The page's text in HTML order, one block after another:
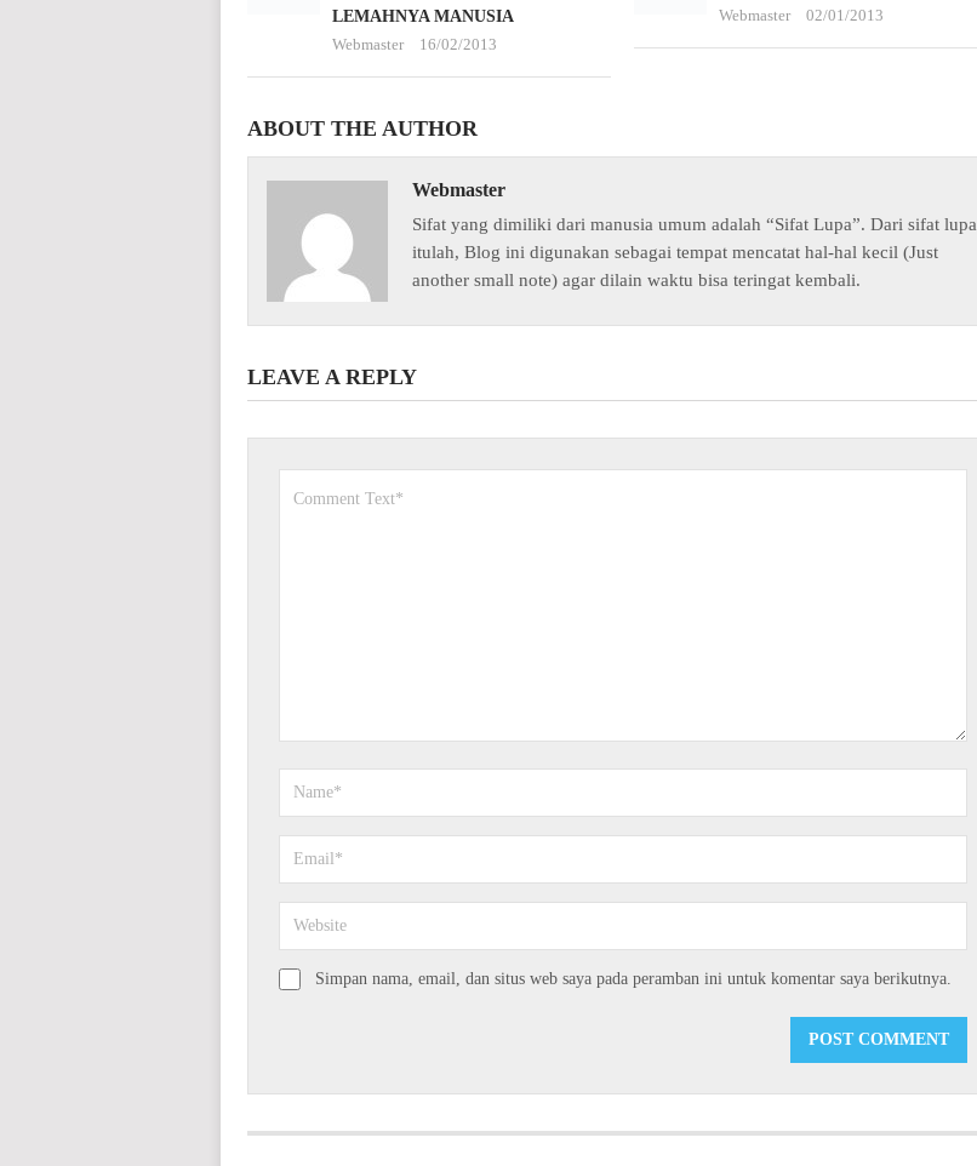
LEMAHNYA MANUSIA
Webmaster
16/02/2013
Webmaster
02/01/2013
ABOUT THE AUTHOR
Webmaster
Sifat yang dimiliki dari manusia umum adalah “Sifat Lupa”. Dari sifat lupa
itulah, Blog ini digunakan sebagai tempat mencatat hal-hal kecil (Just
another small note) agar dilain waktu bisa teringat kembali.
LEAVE A REPLY
Simpan nama, email, dan situs web saya pada peramban ini untuk komentar saya berikutnya.